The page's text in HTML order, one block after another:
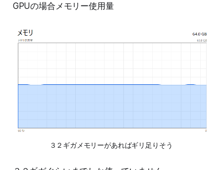
GPUの場合メモリー使用量
３２ギガメモリーがあればギリ足りそう